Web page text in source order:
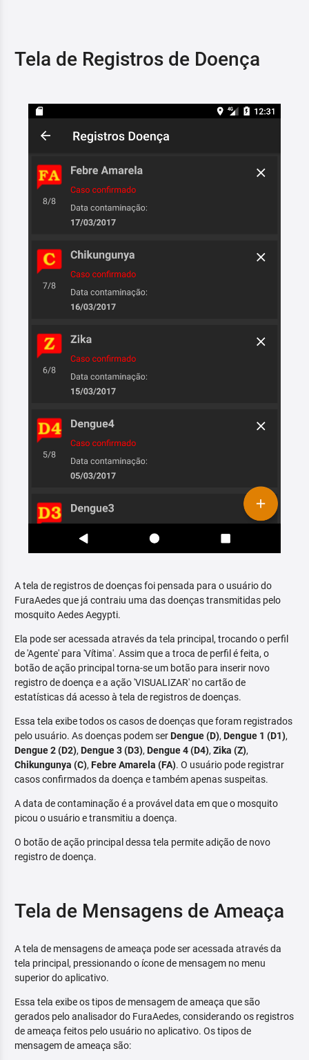
Tela de Registros de Doença
A tela de registros de doenças foi pensada para o usuário do
FuraAedes que já contraiu uma das doenças transmitidas pelo
mosquito Aedes Aegypti.
Ela pode ser acessada através da tela principal, trocando o perfil
de 'Agente' para 'Vítima'. Assim que a troca de perfil é feita, o
botão de ação principal torna-se um botão para inserir novo
registro de doença e a ação 'VISUALIZAR' no cartão de
estatísticas dá acesso à tela de registros de doenças.
Essa tela exibe todos os casos de doenças que foram registrados
pelo usuário. As doenças podem serDengue (D), Dengue 1 (D1),
Dengue 2 (D2), Dengue 3 (D3), Dengue 4 (D4), Zika (Z),
Chikungunya (C), Febre Amarela (FA). O usuário pode registrar
casos confirmados da doença e também apenas suspeitas.
A data de contaminação é a provável data em que o mosquito
picou o usuário e transmitiu a doença.
O botão de ação principal dessa tela permite adição de novo
registro de doença.
Tela de Mensagens de Ameaça
A tela de mensagens de ameaça pode ser acessada através da
tela principal, pressionando o ícone de mensagem no menu
superior do aplicativo.
Essa tela exibe os tipos de mensagem de ameaça que são
gerados pelo analisador do FuraAedes, considerando os registros
de ameaça feitos pelo usuário no aplicativo. Os tipos de
mensagem de ameaça são: